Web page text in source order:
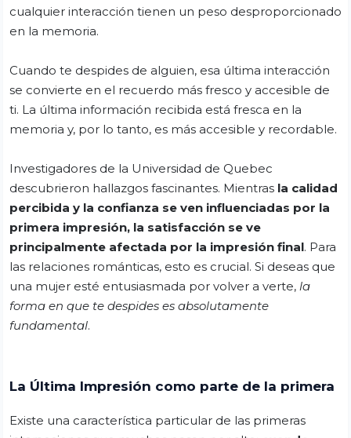
cualquier interacción tienen un peso desproporcionado
en la memoria.
Cuando te despides de alguien, esa última interacción
se convierte en el recuerdo más fresco y accesible de
ti. La última información recibida está fresca en la
memoria y, por lo tanto, es más accesible y recordable.
Investigadores de la Universidad de Quebec
descubrieron hallazgos fascinantes. Mientras la calidad
percibida y la confianza se ven influenciadas por la
primera impresión, la satisfacción se ve
principalmente afectada por la impresión final. Para
las relaciones románticas, esto es crucial. Si deseas que
una mujer esté entusiasmada por volver a verte, la
forma en que te despides es absolutamente
fundamental.
La Última Impresión como parte de la primera
Existe una característica particular de las primeras